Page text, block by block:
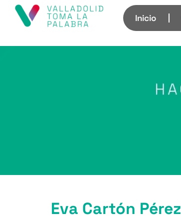
Inicio
Eva Cartón Pérez